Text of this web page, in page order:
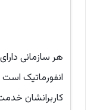
هر سازمانی
انفورماتیک
کاربرانشان